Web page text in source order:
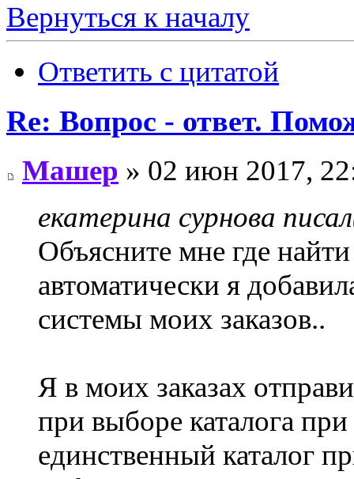
Вернуться к началу
Ответить с цитатой
Re: Вопрос - ответ.
Машер » 02 июн 2017,
екатерина сурнова
Объясните мне где
автоматически я
системы моих заказов..
Я в моих заказах
при выборе каталога
единственный каталог